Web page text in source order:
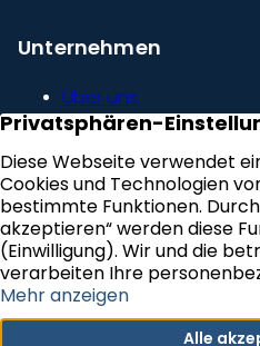
Unternehmen
Über uns
Unser Leitbild
Presse und
Newsroom
Kundenstimmen
Karriere